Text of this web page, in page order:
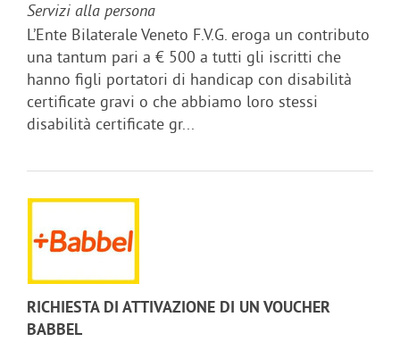
Servizi alla persona
L’Ente Bilaterale Veneto F.V.G. eroga un contributo
una tantum pari a € 500 a tutti gli iscritti che
hanno figli portatori di handicap con disabilità
certificate gravi o che abbiamo loro stessi
disabilità certificate gr...
RICHIESTA DI ATTIVAZIONE DI UN VOUCHER
BABBEL